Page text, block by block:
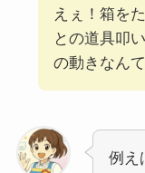
えぇ！箱を
との道具叩
の動きなん
例え